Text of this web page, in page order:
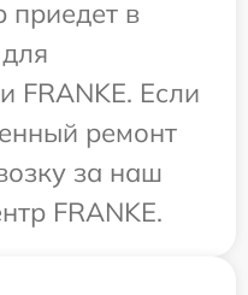
в
FRANKE. Если
ремонт
за наш
FRANKE.